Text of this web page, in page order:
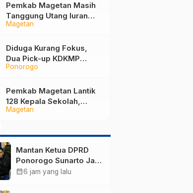
Magetan
Pemkab Magetan Masih
Tanggung Utang Iuran
JKN Rp6 Miliar, Dampak
Tekanan Fiskal
Ponorogo
Diduga Kurang Fokus,
Dua Pick-up KDKMP
Tabrak Bus Pariwisata di
Magetan
Pemkab Magetan Lantik
128 Kepala Sekolah,
Bupati Pastikan
Dibuka untuk Isi Jabatan
yang Masih Kosong
Mantan Ketua DPRD
Ponorogo Sunarto Jadi
Tersangka Korupsi
calendar_month6 jam yang lalu